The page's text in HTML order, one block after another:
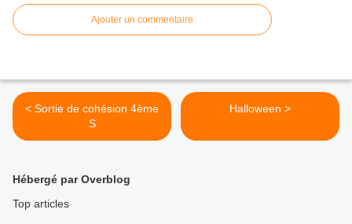
Ajouter un commentaire
< Sortie de cohésion 4ème
S
Halloween >
Hébergé par Overblog
Top articles